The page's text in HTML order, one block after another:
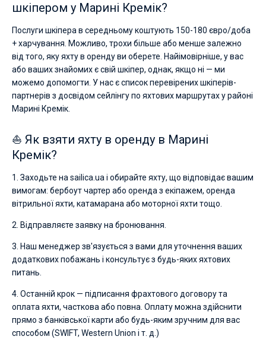
шкіпером у Марині Кремік?
Послуги шкіпера в середньому коштують 150-180 євро/доба
+ харчування. Можливо, трохи більше або менше залежно
від того, яку яхту в оренду ви оберете. Найімовірніше, у вас
або ваших знайомих є свій шкіпер, однак, якщо ні — ми
можемо допомогти. У нас є список перевірених шкіперів-
партнерів з досвідом сейлінгу по яхтових маршрутах у районі
Марині Кремік.
⛵ Як взяти яхту в оренду в Марині
Кремік?
1. Заходьте на sailica.ua і обирайте яхту, що відповідає вашим
вимогам: бербоут чартер або оренда з екіпажем, оренда
вітрильної яхти, катамарана або моторної яхти тощо.
2. Відправляєте заявку на бронювання.
3. Наш менеджер зв'язується з вами для уточнення ваших
додаткових побажань і консультує з будь-яких яхтових
питань.
4. Останній крок — підписання фрахтового договору та
оплата яхти, часткова або повна. Оплату можна здійснити
прямо з банківської карти або будь-яким зручним для вас
способом (SWIFT, Western Union і т. д.)